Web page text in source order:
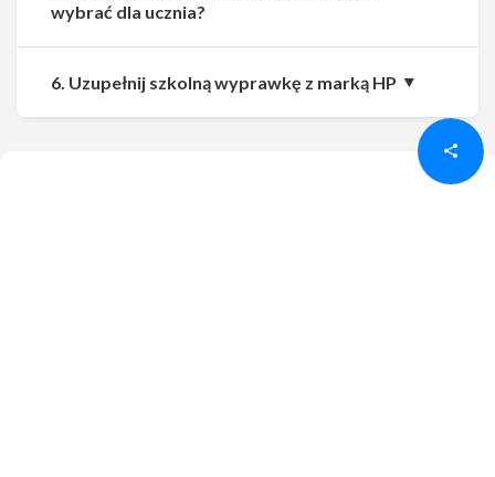
Udostępnij Udostępnij
wybrać dla ucznia?
6. Uzupełnij szkolną wyprawkę z marką HP